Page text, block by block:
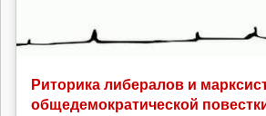
Риторика либералов и
общедемократической